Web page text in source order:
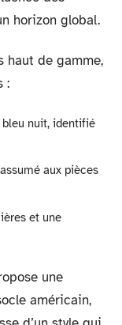
horizon global.
haut de gamme,
:
bleu nuit, identifié
aux pièces
et une
une
américain,